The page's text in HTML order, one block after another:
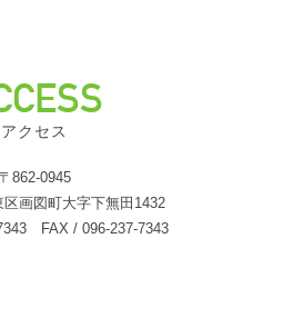
アクセス
862-0945
区画図町大字下無田1432
FAX / 096-237-7343